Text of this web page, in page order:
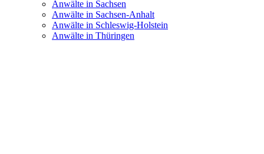
Anwälte in Sachsen
Anwälte in Sachsen-Anhalt
Anwälte in Schleswig-Holstein
Anwälte in Thüringen